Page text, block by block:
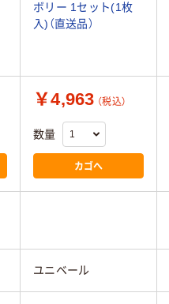
ボリー 1セット(1枚
入)（直送品）
￥4,963 （税込）
数量
カゴへ
ユニベール